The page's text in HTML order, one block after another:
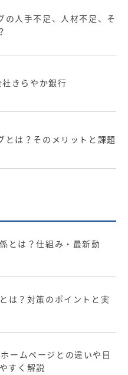
の人手不足、人材不足、そ
社きらやか銀行
とは？そのメリットと課題
とは？仕組み・最新動
は？対策のポイントと実
ームページとの違いや目
すく解説